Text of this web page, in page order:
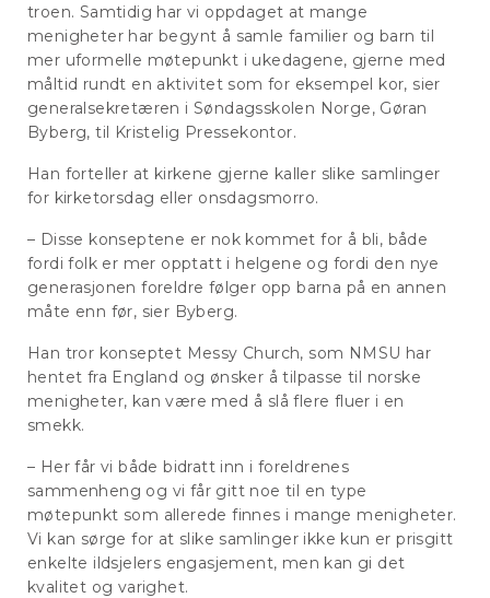
troen. Samtidig har vi oppdaget at mange
menigheter har begynt å samle familier og barn til
mer uformelle møtepunkt i ukedagene, gjerne med
måltid rundt en aktivitet som for eksempel kor, sier
generalsekretæren i Søndagsskolen Norge, Gøran
Byberg, til Kristelig Pressekontor.
Han forteller at kirkene gjerne kaller slike samlinger
for kirketorsdag eller onsdagsmorro.
– Disse konseptene er nok kommet for å bli, både
fordi folk er mer opptatt i helgene og fordi den nye
generasjonen foreldre følger opp barna på en annen
måte enn før, sier Byberg.
Han tror konseptet Messy Church, som NMSU har
hentet fra England og ønsker å tilpasse til norske
menigheter, kan være med å slå flere fluer i en
smekk.
– Her får vi både bidratt inn i foreldrenes
sammenheng og vi får gitt noe til en type
møtepunkt som allerede finnes i mange menigheter.
Vi kan sørge for at slike samlinger ikke kun er prisgitt
enkelte ildsjelers engasjement, men kan gi det
kvalitet og varighet.